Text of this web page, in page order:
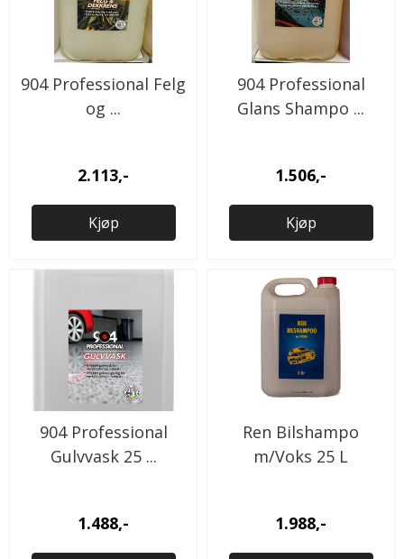
904 Professional Felg
og ...
2.113,-
Kjøp
904 Professional
Glans Shampo ...
1.506,-
Kjøp
904 Professional
Gulvvask 25 ...
1.488,-
Ren Bilshampo
m/Voks 25 L
1.988,-